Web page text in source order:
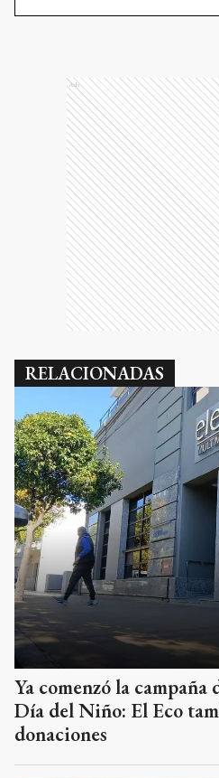
Ads
RELACIONADAS
Ya comenzó la campaña
Día del Niño: El Eco
donaciones